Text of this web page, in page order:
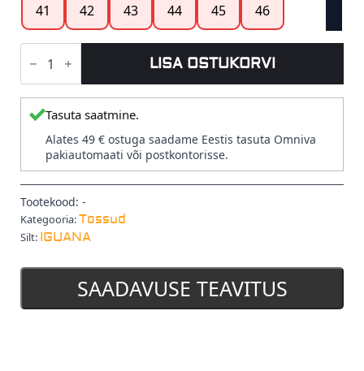
41 42 43 44 45 46
WELKER
Tossud
(IGUANA)
kogus
LISA OSTUKORVI
Tasuta saatmine.
Alates 49 € ostuga saadame Eestis tasuta Omniva
pakiautomaati või postkontorisse.
Tootekood: -
Kategooria:Tossud
Silt: IGUANA
SAADAVUSE TEAVITUS